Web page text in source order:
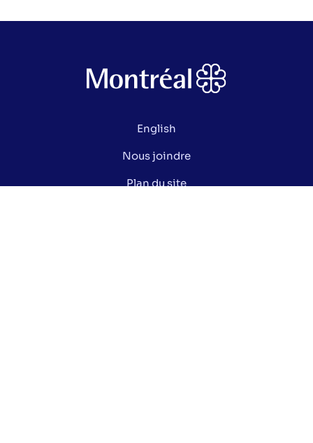
English
Nous joindre
Plan du site